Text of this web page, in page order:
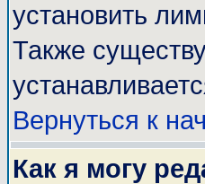
установить
Также
Вернуться к
Как я могу